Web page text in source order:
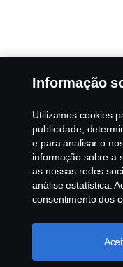
Informação
Utilizamos cookies
publicidade,
e para analisar o
informação sobre a
as nossas redes
análise estatística.
consentimento dos
utilizamos os
ou clique no link